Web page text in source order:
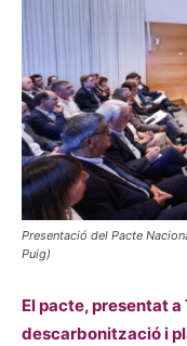
Presentació del Pacte
Puig)
El pacte, presentat a
descarbonització i